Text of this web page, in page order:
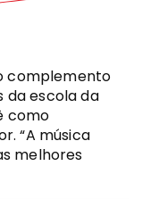
complemento
da escola da
como
“A música
melhores